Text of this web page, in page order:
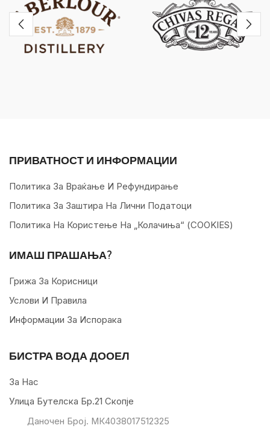
ПРИВАТНОСТ И ИНФОРМАЦИИ
Политика За Враќање И Рефундирање
Политика За Заштира На Лични Податоци
Политика На Користење На „колачиња“ (COOKIES)
ИМАШ ПРАШАЊА?
Грижа За Корисници
Услови И Правила
Информации За Испорака
БИСТРА ВОДА ДООЕЛ
За Нас
Улица Бутелска Бр.21 Скопје
Даночен Број. МК4038017512325